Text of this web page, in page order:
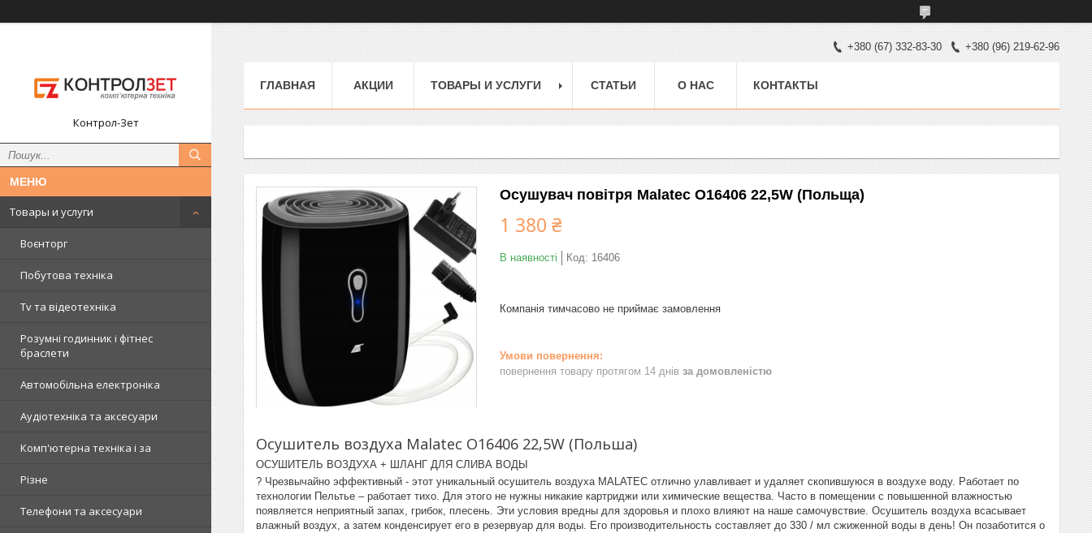
Контрол-Зет
Товары и услуги
Воєнторг
Побутова техніка
Tv та відеотехніка
Розумні годинник і фітнес
браслети
Автомобільна електроніка
Аудіотехніка та аксесуари
Комп'ютерна техніка і за
Різне
Телефони та аксесуари
+380 (67) 332-83-30 +380 (96) 219-62-96
ГЛАВНАЯ АКЦИИ ТОВАРЫ И УСЛУГИ СТАТЬИ О НАС КОНТАКТЫ
Осушувач повітря Malatec O16406 22,5W (Польща)
1 380 ₴
В наявності Код: 16406
Компанія тимчасово не приймає замовлення
повернення товару протягом 14 днів за домовленістю
Осушитель воздуха Malatec O16406 22,5W (Польша)
ОСУШИТЕЛЬ ВОЗДУХА + ШЛАНГ ДЛЯ СЛИВА ВОДЫ
? Чрезвычайно эффективный - этот уникальный осушитель воздуха MALATEC отлично улавливает и удаляет скопившуюся в воздухе воду. Работает по
технологии Пельтье – работает тихо. Для этого не нужны никакие картриджи или химические вещества. Часто в помещении с повышенной влажностью
появляется неприятный запах, грибок, плесень. Эти условия вредны для здоровья и плохо влияют на наше самочувствие. Осушитель воздуха всасывает
влажный воздух, а затем конденсирует его в резервуар для воды. Его производительность составляет до 330 / мл сжиженной воды в день! Он позаботится о